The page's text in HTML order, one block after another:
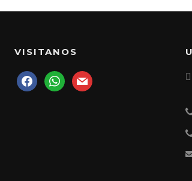
VISITANOS
facebookwhatsapp
mail